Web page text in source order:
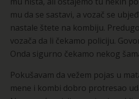
mu da se sastavi, a vozač se
nastale štete na kombiju.
vozača da li čekamo policiju.
Onda sigurno čekamo nekog
Pokušavam da vežem pojas u
mene i kombi dobro protresao